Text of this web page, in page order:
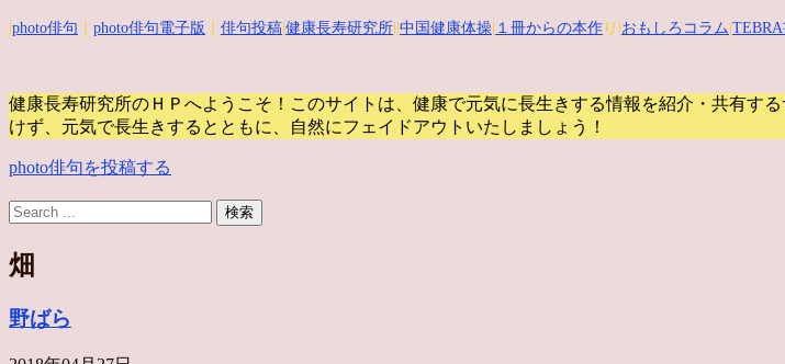
photo俳句 photo俳句電子版 俳句投稿 健康長寿研究所 中国健康体操 １冊からの本作 り| おもしろコラム
健康長寿研究所のＨＰへようこそ！このサイトは、健康で元気に長生きする情報を紹介・共有する
けず、元気で長生きするとともに、自然にフェイドアウトいたしましょう！
photo俳句を投稿する
畑
野ばら